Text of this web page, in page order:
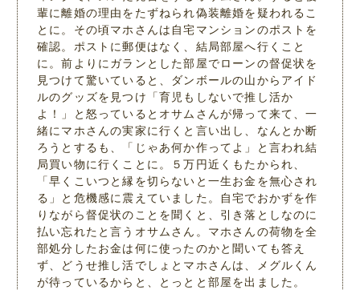
輩に離婚の理由をたずねられ偽装離婚を疑われるこ
とに。その頃マホさんは自宅マンションのポストを
確認。ポストに郵便はなく、結局部屋へ行くこと
に。前よりにガランとした部屋でローンの督促状を
見つけて驚いていると、ダンボールの山からアイド
ルのグッズを見つけ「育児もしないで推し活か
よ！」と怒っているとオサムさんが帰って来て、一
緒にマホさんの実家に行くと言い出し、なんとか断
ろうとするも、「じゃあ何か作ってよ」と言われ結
局買い物に行くことに。５万円近くもたかられ、
「早くこいつと縁を切らないと一生お金を無心され
る」と危機感に震えていました。自宅でおかずを作
りながら督促状のことを聞くと、引き落としなのに
払い忘れたと言うオサムさん。マホさんの荷物を全
部処分したお金は何に使ったのかと聞いても答え
ず、どうせ推し活でしょとマホさんは、メグルくん
が待っているからと、とっとと部屋を出ました。